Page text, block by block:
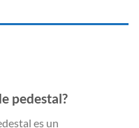
pedestal?
es un